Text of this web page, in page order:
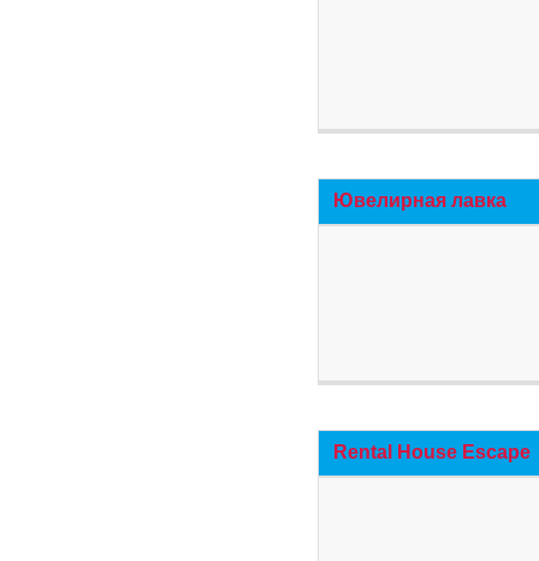
Ювелирная лавка
Rental House Escape